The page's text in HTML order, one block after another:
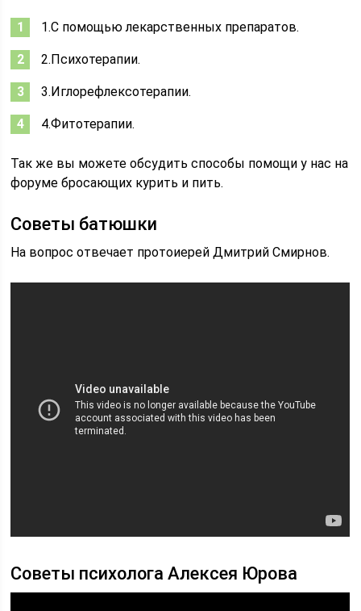
1.С помощью лекарственных препаратов.
2.Психотерапии.
3.Иглорефлексотерапии.
4.Фитотерапии.
Так же вы можете обсудить способы помощи у нас на
форуме бросающих курить и пить.
Советы батюшки
На вопрос отвечает протоиерей Дмитрий Смирнов.
Советы психолога Алексея Юрова